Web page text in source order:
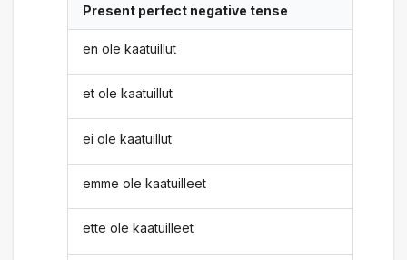
Present perfect negative tense
en ole kaatuillut
et ole kaatuillut
ei ole kaatuillut
emme ole kaatuilleet
ette ole kaatuilleet